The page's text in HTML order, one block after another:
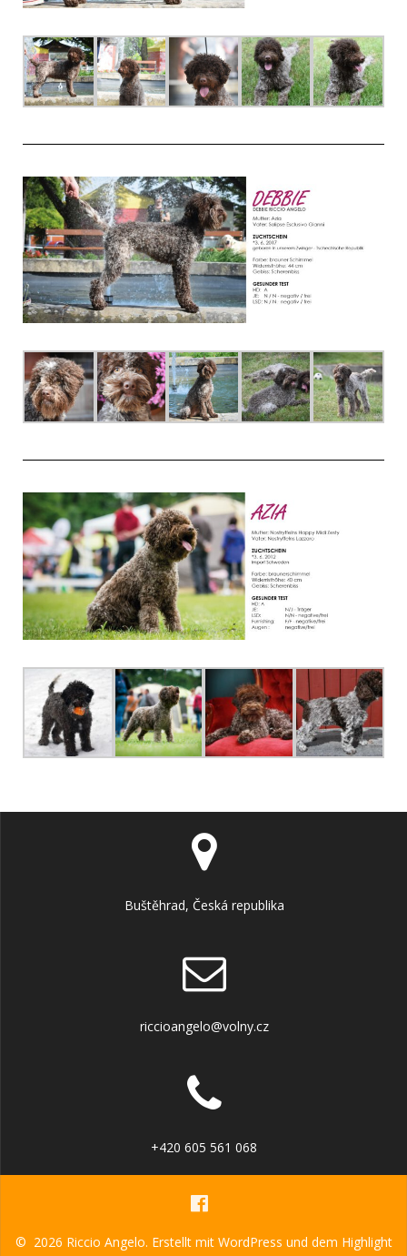
Buštěhrad, Česká republika
riccioangelo@volny.cz
+420 605 561 068
© 2026 Riccio Angelo. Erstellt mit WordPress und dem Highlight